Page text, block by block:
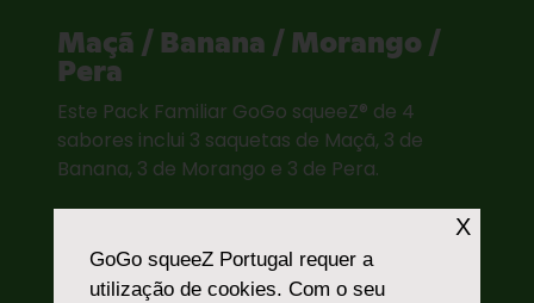
Maçã / Banana / Morango /
Pera
Este Pack Familiar GoGo squeeZ® de 4
sabores inclui 3 saquetas de Maçã, 3 de
Banana, 3 de Morango e 3 de Pera.
X
GoGo squeeZ Portugal requer a
utilização de cookies. Com o seu